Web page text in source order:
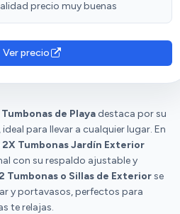
precio muy buenas
Ver precio
de Playa destaca por su
para llevar a cualquier lugar. En
Tumbonas Jardín Exterior
con su respaldo ajustable y
Tumbonas o Sillas de Exteriorse
y portavasos, perfectos para
te relajas.